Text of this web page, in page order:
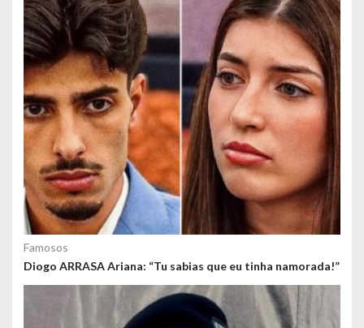
Famosos
Diogo ARRASA Ariana: “Tu sabias que eu tinha namorada!”